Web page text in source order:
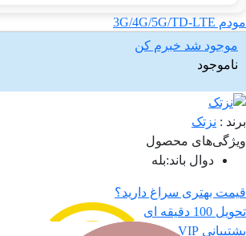
مودم 3G/4G/5G/TD-LTE
موجود شد خبرم کن
ناموجود
برند : نزتک
ویژگی‌های محصول
دوال باند:بله
قیمت بهتری سراغ دارید؟
تحویل 100 دقیقه ای
پشتیبانی VIP